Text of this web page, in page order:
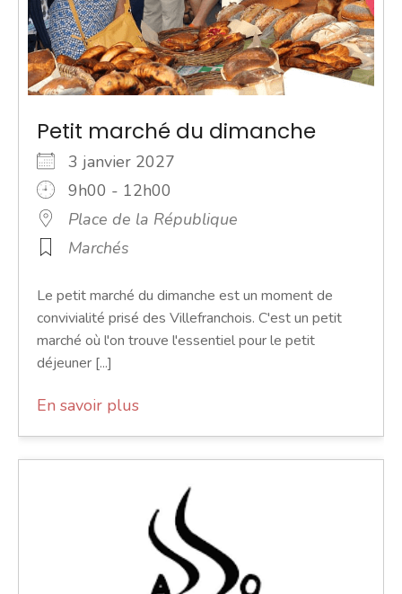
Petit marché du dimanche
3 janvier 2027
9h00 - 12h00
Place de la République
Marchés
Le petit marché du dimanche est un moment de
convivialité prisé des Villefranchois. C'est un petit
marché où l'on trouve l'essentiel pour le petit
déjeuner [...]
En savoir plus